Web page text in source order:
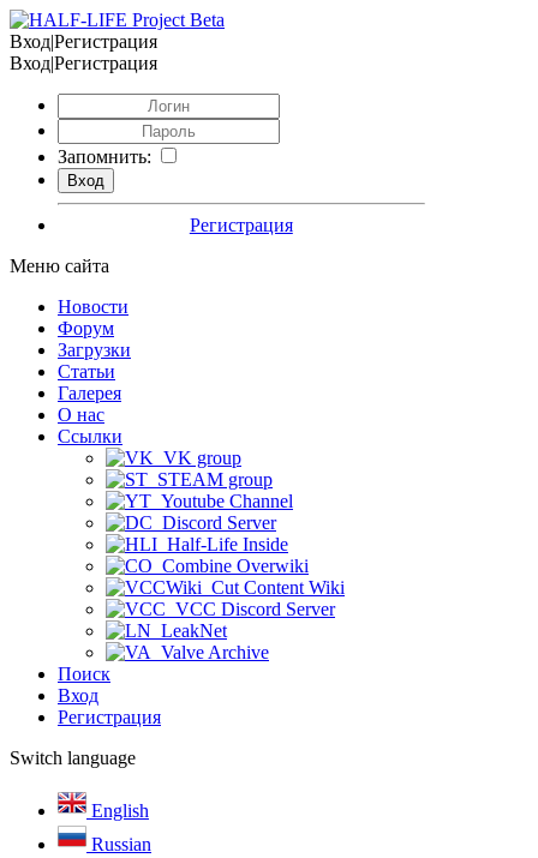
Вход|Регистрация
Вход|Регистрация
Запомнить:
Регистрация
Меню сайта
Новости
Форум
Загрузки
Статьи
Галерея
О нас
Ссылки
VK group
STEAM group
Youtube Channel
Discord Server
Half-Life Inside
Combine Overwiki
Cut Content Wiki
VCC Discord Server
LeakNet
Valve Archive
Поиск
Вход
Регистрация
Switch language
English
Russian